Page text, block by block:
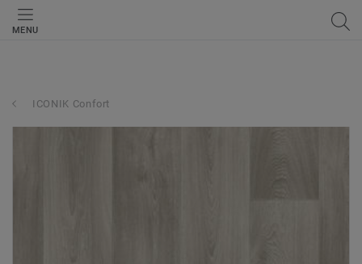
MENU
ICONIK Confort